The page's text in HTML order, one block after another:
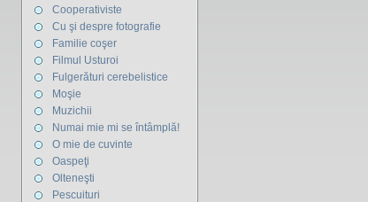
Cooperativiste
Cu şi despre fotografie
Familie coşer
Filmul Usturoi
Fulgerături cerebelistice
Moşie
Muzichii
Numai mie mi se întâmplă!
O mie de cuvinte
Oaspeţi
Olteneşti
Pescuituri